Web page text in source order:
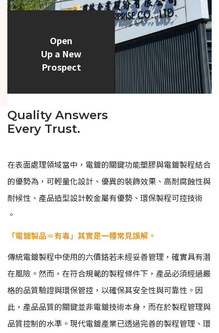
Open
Up a New
Prospect
Quality Answers
Every Trust.
在表面處理領域當中，電鍍的關鍵功能塑膠與電鍍製程結合
的優勢為，可輕量化設計、優異的裝飾效果、高耐腐蝕性與
耐候性、產品造型設計較金屬有優勢、環保製程可控技術
。
「電鍍製品＝有毒」其實是一種常見誤解。
傳統電鍍製程中使用的六價鉻若未經妥善管理，確實具有潛
在風險。然而，在符合規範的製程條件下，產品必須經過嚴
格的品質驗證與環保管控，以確保其安全性與可靠性。因
此，產品品質的關鍵並非電鍍技術本身，而在於製程管理與
品質控制的水準。現代電鍍產業已透過完善的製程管理、環